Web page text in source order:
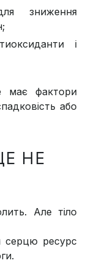
зниження
і
має фактори
або
НЕ
Але тіло
серцю ресурс